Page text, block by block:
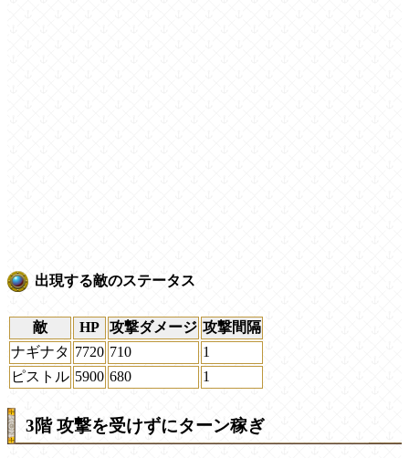
出現する敵のステータス
敵 HP 攻撃ダメージ 攻撃間隔
ナギナタ 7720 710
1
ピストル 5900 680 1
3階 攻撃を受けずにターン稼ぎ